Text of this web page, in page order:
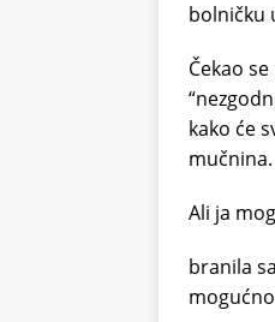
bolničku
Čekao
kako će
mučnina.
Ali ja
branila